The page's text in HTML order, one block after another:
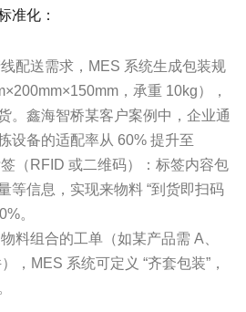
准化：
配送需求，MES 系统生成包装规
，承重 10kg），
。鑫海智桥某客户案例中，企业通
设备的适配率从 60% 提升至
（RFID 或二维码）：标签内容包
等信息，实现来物料 “到货即扫码
。
料组合的工单（如某产品需 A、
，MES 系统可定义 “齐套包装”，